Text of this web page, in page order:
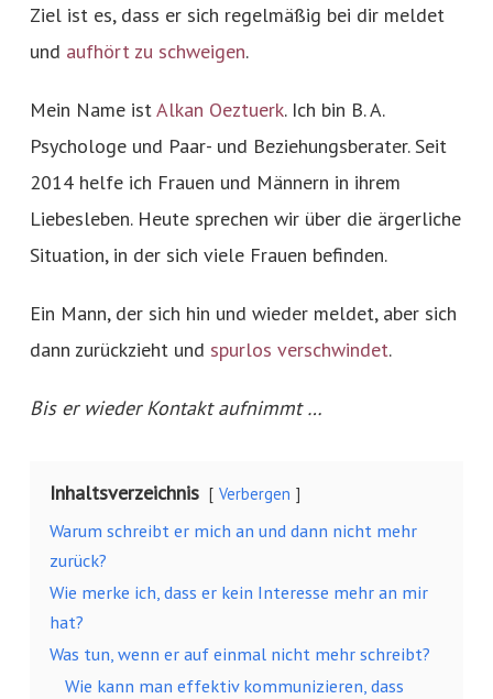
Ziel ist es, dass er sich regelmäßig bei dir meldet
und aufhört zu schweigen.
Mein Name istAlkan Oeztuerk. Ich bin B. A.
Psychologe und Paar- und Beziehungsberater. Seit
2014 helfe ich Frauen und Männern in ihrem
Liebesleben. Heute sprechen wir über die ärgerliche
Situation, in der sich viele Frauen befinden.
Ein Mann, der sich hin und wieder meldet, aber sich
dann zurückzieht und spurlos verschwindet.
Bis er wieder Kontakt aufnimmt …
Inhaltsverzeichnis Verbergen
Warum schreibt er mich an und dann nicht mehr
zurück?
Wie merke ich, dass er kein Interesse mehr an mir
hat?
Was tun, wenn er auf einmal nicht mehr schreibt?
Wie kann man effektiv kommunizieren, dass